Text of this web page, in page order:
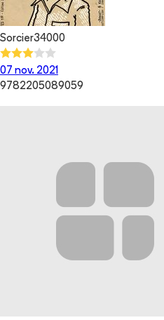
Sorcier34000
07 nov. 2021
9782205089059